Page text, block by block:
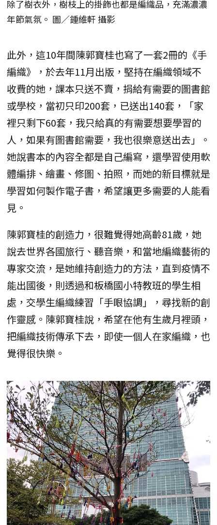
除了樹衣外，樹枝上的掛飾也都是編織品，充滿濃濃
年節氣氛。 圖／鍾維軒 攝影
此外，這10年間陳郭寶桂也寫了一套2冊的《手
編織》，於去年11月出版，堅持在編織領域不
收費的她，課本只送不賣，捐給有需要的圖書館
或學校，當初只印200套，已送出140套，「家
裡只剩下60套，我只給真的有需要想要學習的
人，如果有圖書館需要，我也很樂意送出去」。
她說書本的內容全都是自己編寫，還學習使用軟
體編排、繪畫、修圖、拍照，而她的新目標就是
學習如何製作電子書，希望讓更多需要的人能看
見。
陳郭寶桂的創造力，很難覺得她高齡81歲，她
說去世界各國旅行、聽音樂，和當地編織藝術的
專家交流，是她維持創造力的方法，直到疫情不
能出國後，則透過和板橋國小特教班的學生相
處，交學生編織練習「手眼協調」，尋找新的創
作靈感。陳郭寶桂說，希望在他有生歲月裡頭，
把編織技術傳承下去，即使一個人在家編織，也
覺得很快樂。